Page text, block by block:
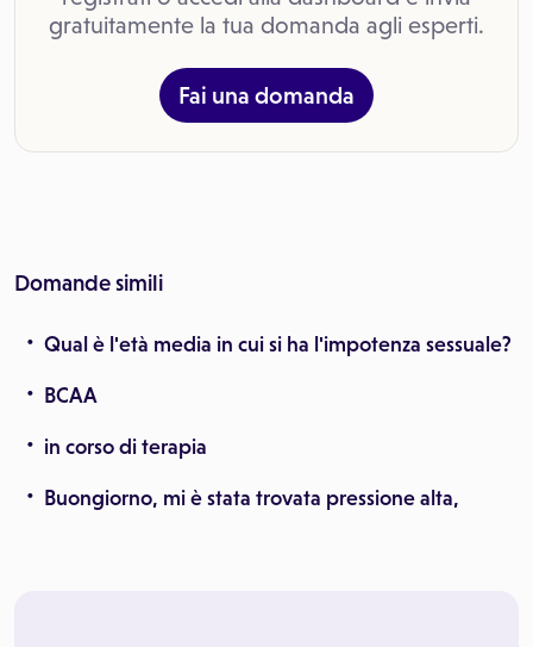
gratuitamente la tua domanda agli esperti.
Fai una domanda
Domande simili
Qual è l'età media in cui si ha l'impotenza sessuale?
BCAA
in corso di terapia
Buongiorno, mi è stata trovata pressione alta,